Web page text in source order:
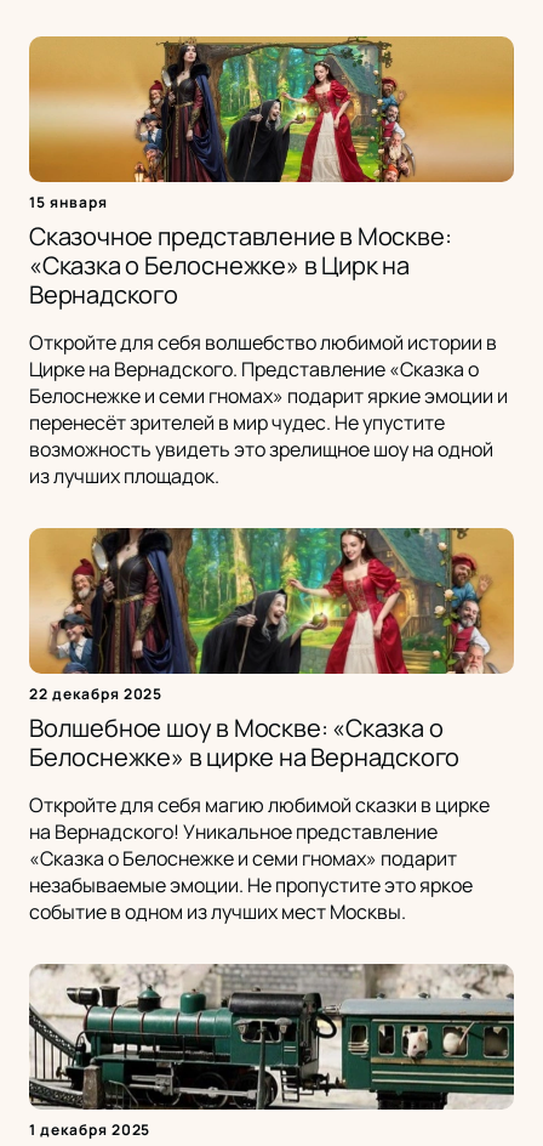
15 января
Сказочное представление в Москве:
«Сказка о Белоснежке» в Цирк на
Вернадского
Откройте для себя волшебство любимой истории в
Цирке на Вернадского. Представление «Сказка о
Белоснежке и семи гномах» подарит яркие эмоции и
перенесёт зрителей в мир чудес. Не упустите
возможность увидеть это зрелищное шоу на одной
из лучших площадок.
22 декабря 2025
Волшебное шоу в Москве: «Сказка о
Белоснежке» в цирке на Вернадского
Откройте для себя магию любимой сказки в цирке
на Вернадского! Уникальное представление
«Сказка о Белоснежке и семи гномах» подарит
незабываемые эмоции. Не пропустите это яркое
событие в одном из лучших мест Москвы.
1 декабря 2025